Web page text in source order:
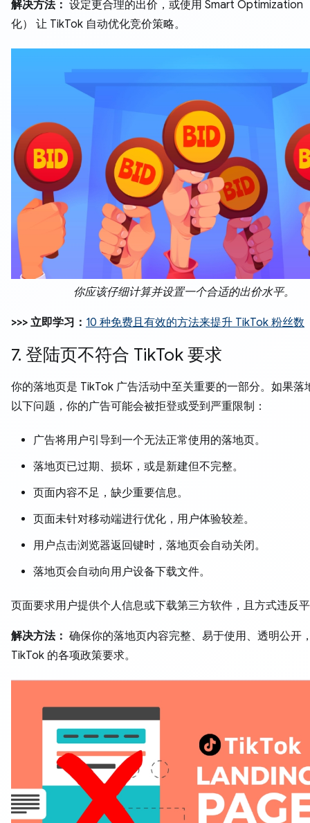
解决方法： 设定更合理的出价，或使用 Smart Optimization
化） 让 TikTok 自动优化竞价策略。
你应该仔细计算并设置一个合适的出价水平。
>>> 立即学习： 10 种免费且有效的方法来提升 TikTok 粉丝数
7. 登陆页不符合 TikTok 要求
你的落地页是 TikTok 广告活动中至关重要的一部分。如果落
以下问题，你的广告可能会被拒登或受到严重限制：
广告将用户引导到一个无法正常使用的落地页。
落地页已过期、损坏，或是新建但不完整。
页面内容不足，缺少重要信息。
页面未针对移动端进行优化，用户体验较差。
用户点击浏览器返回键时，落地页会自动关闭。
落地页会自动向用户设备下载文件。
页面要求用户提供个人信息或下载第三方软件，且方式违反
解决方法： 确保你的落地页内容完整、易于使用、透明公开
TikTok 的各项政策要求。